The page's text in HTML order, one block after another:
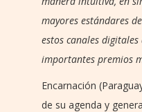
mayores estándares
estos canales
importantes premios
Encarnación
de su agenda y